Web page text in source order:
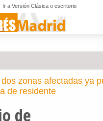
Ir a Versión Clásica o escritorio
zonas afectadas ya
de residente
de